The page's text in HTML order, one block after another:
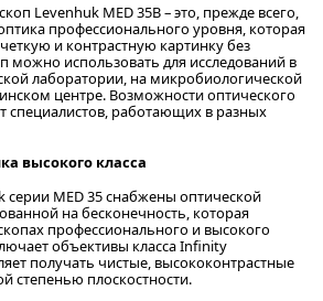
Levenhuk MED 35B – это, прежде всего,
профессионального уровня, которая
и контрастную картинку без
можно использовать для исследований в
лаборатории, на микробиологической
центре. Возможности оптического
специалистов, работающих в разных
высокого класса
MED 35 снабжены оптической
на бесконечность, которая
профессионального и высокого
объективы класса Infinity
получать чистые, высококонтрастные
степенью плоскостности.